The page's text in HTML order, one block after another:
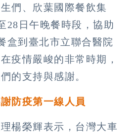
們、欣葉國際餐飲集
28日午晚餐時段，協助
盒到臺北市立聯合醫院
疫情嚴峻的非常時期，
的支持與感謝。
防疫第一線人員
楊榮輝表示，台灣大車